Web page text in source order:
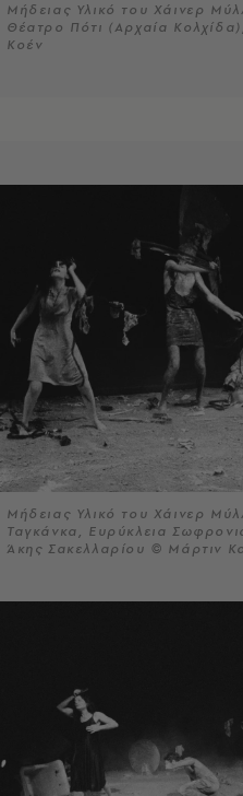
Μήδειας Υλικό του Χάινερ
Θέατρο Πότι (Αρχαία
Κοέν
Μήδειας Υλικό του Χάινερ
Ταγκάνκα, Ευρύκλεια
Άκης Σακελλαρίου © Μάρτιν